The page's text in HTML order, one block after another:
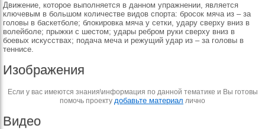
Движение, которое выполняется в данном упражнении, является
ключевым в большом количестве видов спорта: бросок мяча из – за
головы в баскетболе; блокировка мяча у сетки, удару сверху вниз в
волейболе; прыжки с шестом; удары ребром руки сверху вниз в
боевых искусствах; подача меча и режущий удар из – за головы в
теннисе.
Изображения
Если у вас имеются знания\информация по данной тематике и Вы готовы
помочь проекту добавьте материал лично
Видео